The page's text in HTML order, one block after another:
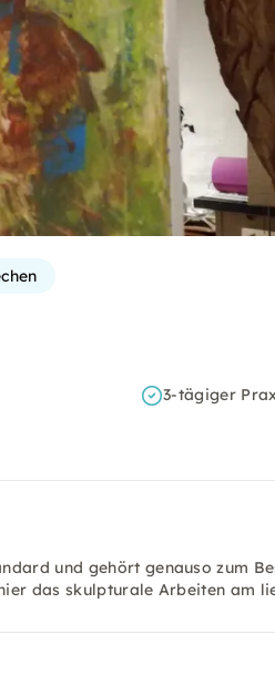
3-tägiger
und gehört genauso zum
das skulpturale Arbeiten am